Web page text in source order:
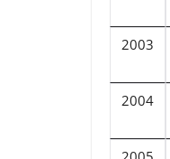
2003
2004